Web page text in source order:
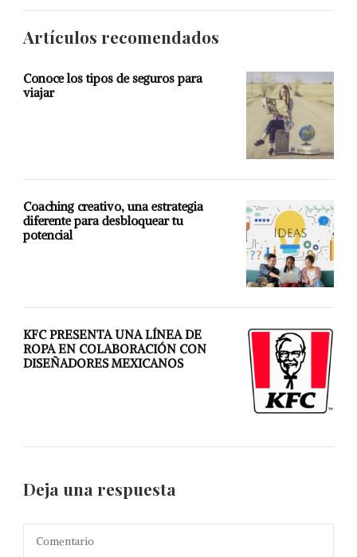
Artículos recomendados
Conoce los tipos de seguros para
viajar
Coaching creativo, una estrategia
diferente para desbloquear tu
potencial
KFC PRESENTA UNA LÍNEA DE
ROPA EN COLABORACIÓN CON
DISEÑADORES MEXICANOS
Deja una respuesta